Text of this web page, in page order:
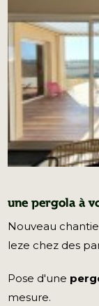
une pergola à
Nouveau
leze chez des
Pose d'une
mesure.